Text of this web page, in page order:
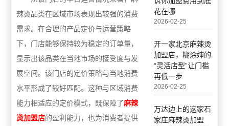
辣烫品类在区域市场表现出较强的消费
需求。在合理的产品定价与运营策略
下，门店能够保持较为稳定的订单量，
显示出该品类在当地市场的接受度与发
展空间。该门店的定价策略与当地消费
水平形成了较好匹配。这种与区域消费
能力相适应的定价模式，既保障了麻辣
烫加盟店的盈利能力，也为消费者提供
花在哪
2026-02-25
开一家北京麻辣烫
加盟店，糊涂婶的
“灵活店型”让门槛
再低一步
2026-02-25
万达边上的这家石
家庄麻辣烫加盟